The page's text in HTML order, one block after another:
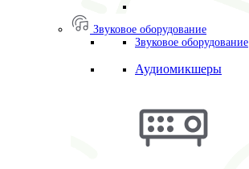
Звуковое оборудование
Звуковое оборудование
Аудиомикшеры